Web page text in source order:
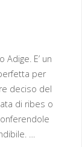
E’ un
per
deciso del
di ribes o
…